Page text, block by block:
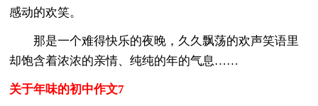
感动的欢笑。
那是一个难得快乐的夜晚，久久飘荡的欢声笑语里
却饱含着浓浓的亲情、纯纯的年的气息……
关于年味的初中作文7